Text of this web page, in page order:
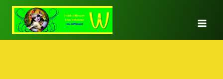
Salta
contenuto